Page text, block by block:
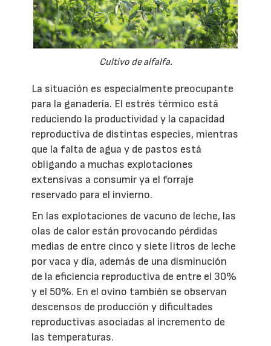
Cultivo de alfalfa.
La situación es especialmente preocupante
para la ganadería. El estrés térmico está
reduciendo la productividad y la capacidad
reproductiva de distintas especies, mientras
que la falta de agua y de pastos está
obligando a muchas explotaciones
extensivas a consumir ya el forraje
reservado para el invierno.
En las explotaciones de vacuno de leche, las
olas de calor están provocando pérdidas
medias de entre cinco y siete litros de leche
por vaca y día, además de una disminución
de la eficiencia reproductiva de entre el 30%
y el 50%. En el ovino también se observan
descensos de producción y dificultades
reproductivas asociadas al incremento de
las temperaturas.